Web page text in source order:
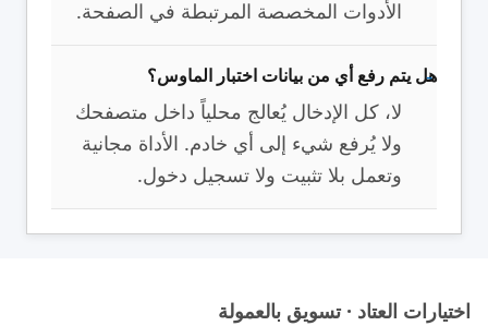
الأدوات المخصصة المرتبطة في الصفحة.
هل يتم رفع أي من بيانات اختبار الماوس؟
لا، كل الإدخال يُعالج محلياً داخل متصفحك
ولا يُرفع شيء إلى أي خادم. الأداة مجانية
وتعمل بلا تثبيت ولا تسجيل دخول.
اختيارات العتاد · تسويق بالعمولة